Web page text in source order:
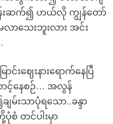
န်းဆက်၍ ဟယ်လို ကျွန်တော်
ာသေးဘူးလား အင်း
းဈေးနားရောက်နေပြီ
ာင့်နေစဉ်… အလွန်
းသာပုံရသော..ခန္ဒာ
တင်ပါးမှာ